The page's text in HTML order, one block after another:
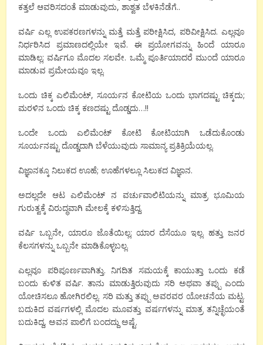
ಕತ್ತಲೆ ಆವರಿಸದಂತೆ ಮಾಡುವುದು, ಶಾಶ್ವತ ಬೆಳಕಿನೆಡೆಗೆ..
ವರ್ಷಿ ಎಲ್ಲ ಉಪಕರಣಗಳನ್ನು ಮತ್ತೆ ಮತ್ತೆ ಪರೀಕ್ಷಿಸಿದ, ಪರಿವೀಕ್ಷಿಸಿದ. ಎಲ್ಲವೂ
ನಿರ್ಧರಿಸಿದ ಪ್ರಮಾಣದಲ್ಲಿಯೇ ಇವೆ. ಈ ಪ್ರಯೋಗವನ್ನು ಹಿಂದೆ ಯಾರೂ
ಮಾಡಿಲ್ಲ; ವರ್ಷಿಗೂ ಮೊದಲ ಸಲವೇ. ಒಮ್ಮೆ ಪೂರ್ತಿಯಾದರೆ ಮುಂದೆ ಯಾರೂ
ಮಾಡುವ ಪ್ರಮೇಯವೂ ಇಲ್ಲ.
ಒಂದು ಚಿಕ್ಕ ಎಲಿಮೆಂಟ್, ಸೂರ್ಯನ ಕೋಟಿಯ ಒಂದು ಭಾಗದಷ್ಟು ಚಿಕ್ಕದು;
ಮರಳಿನ ಒಂದು ಚಿಕ್ಕ ಕಣದಷ್ಟು ದೊಡ್ಡದು…!!
ಒಂದೇ ಒಂದು ಎಲಿಮೆಂಟ್ ಕೋಟಿ ಕೋಟಿಯಾಗಿ ಒಡೆದುಕೊಂಡು
ಸೂರ್ಯನಷ್ಟು ದೊಡ್ಡದಾಗಿ ಬೆಳೆಯುವುದು ಸಾಮಾನ್ಯ ಪ್ರತಿಕ್ರಿಯೆಯಲ್ಲ.
ವಿಜ್ಞಾನಕ್ಕೂ ನಿಲುಕದ ಊಹೆ; ಊಹೆಗಳಲ್ಲೂ ಸಿಲುಕದ ವಿಜ್ಞಾನ.
ಅದಲ್ಲದೇ ಆಟ ಎಲಿಮೆಂಟ್ ನ ವರ್ಚುವಾಲಿಟಿಯನ್ನು ಮಾತ್ರ ಭೂಮಿಯ
ಗುರುತ್ವಕ್ಕೆ ವಿರುದ್ಧವಾಗಿ ಮೇಲಕ್ಕೆ ಕಳಿಸುತ್ತಿದ್ದ.
ವರ್ಷಿ ಒಬ್ಬನೇ, ಯಾರೂ ಜೊತೆಯಿಲ್ಲ; ಯಾರ ದೆಸೆಯೂ ಇಲ್ಲ. ಹತ್ತು ಜನರ
ಕೆಲಸಗಳನ್ನು ಒಬ್ಬನೇ ಮಾಡಿಕೊಳ್ಳಬಲ್ಲ.
ಎಲ್ಲವೂ ಪರಿಪೂರ್ಣವಾಗಿತ್ತು. ನಿಗದಿತ ಸಮಯಕ್ಕೆ ಕಾಯುತ್ತಾ ಒಂದು ಕಡೆ
ಬಂದು ಕುಳಿತ ವರ್ಷಿ. ತಾನು ಮಾಡುತ್ತಿರುವುದು ಸರಿ ಅಥವಾ ತಪ್ಪು ಎಂದು
ಯೋಚಿಸಲೂ ಹೋಗಿರಲಿಲ್ಲ. ಸರಿ ಮತ್ತು ತಪ್ಪು ಅವರವರ ಯೋಚನೆಯ ಮಟ್ಟ.
ಬದುಕಿದ ವರ್ಷಗಳಲ್ಲಿ ಮೊದಲ ಮೂವತ್ತು ವರ್ಷಗಳನ್ನು ಮಾತ್ರ ತನ್ನಿಚ್ಛೆಯಂತೆ
ಬದುಕಿದ್ದ, ಅವನ ಪಾಲಿಗೆ ಬಂದದ್ದು ಅಷ್ಟೆ.